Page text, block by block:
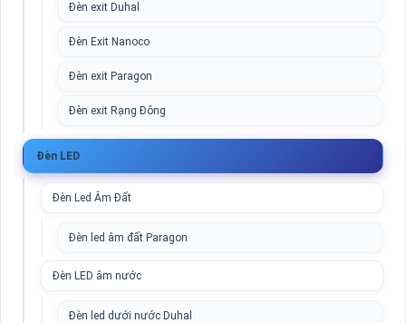
Đèn exit Duhal
Đèn Exit Nanoco
Đèn exit Paragon
Đèn exit Rạng Đông
Đèn LED
Đèn Led Âm Đất
Đèn led âm đất Paragon
Đèn LED âm nước
Đèn led dưới nước Duhal